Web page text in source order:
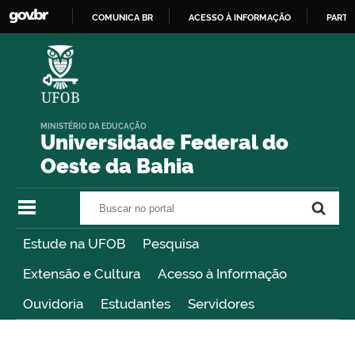
COMUNICA BR ACESSO À INFORMAÇÃO
Universidade Federal do
Oeste da Bahia
MINISTÉRIO DA EDUCAÇÃO
Estude na UFOB
Pesquisa
Extensão e Cultura
Acesso à Informação
Ouvidoria
Estudantes Servidores